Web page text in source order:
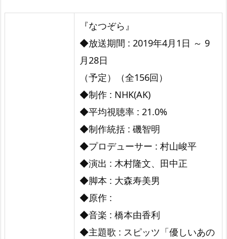
『なつぞら』
◆放送期間 : 2019年4月1日 ～ 9
月28日
（予定）（全156回）
◆制作 : NHK(AK)
◆平均視聴率 : 21.0%
◆制作統括 : 磯智明
◆プロデューサー : 村山峻平
◆演出 : 木村隆文、田中正
◆脚本 : 大森寿美男
◆原作 :
◆音楽 : 橋本由香利
◆主題歌 : スピッツ「優しいあの